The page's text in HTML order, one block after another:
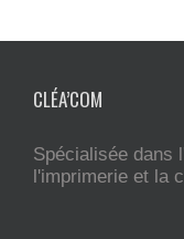
CLÉA’COM
Spécialisée dans
l'imprimerie et la